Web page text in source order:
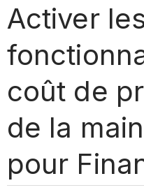
Activer
coût de
de la
pour